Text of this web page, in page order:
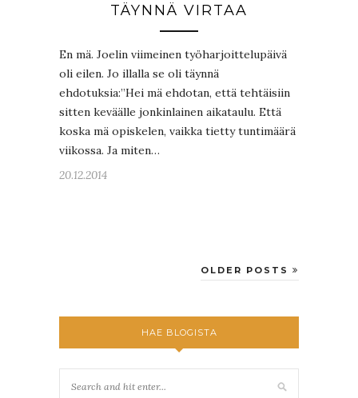
TÄYNNÄ VIRTAA
En mä. Joelin viimeinen työharjoittelupäivä
oli eilen. Jo illalla se oli täynnä
ehdotuksia:”Hei mä ehdotan, että tehtäisiin
sitten keväälle jonkinlainen aikataulu. Että
koska mä opiskelen, vaikka tietty tuntimäärä
viikossa. Ja miten…
20.12.2014
OLDER POSTS
HAE BLOGISTA